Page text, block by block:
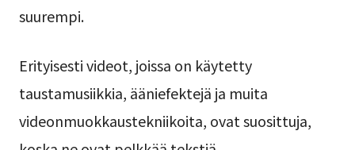
suurempi.
Erityisesti videot, joissa on käytetty
taustamusiikkia, ääniefektejä ja muita
videonmuokkaustekniikoita, ovat suosittuja,